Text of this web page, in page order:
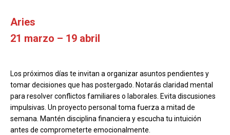
Aries
21 marzo – 19 abril
Los próximos días te invitan a organizar asuntos pendientes y
tomar decisiones que has postergado. Notarás claridad mental
para resolver conflictos familiares o laborales. Evita discusiones
impulsivas. Un proyecto personal toma fuerza a mitad de
semana. Mantén disciplina financiera y escucha tu intuición
antes de comprometerte emocionalmente.